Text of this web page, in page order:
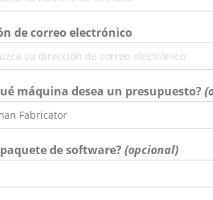
de correo electrónico
máquina desea un presupuesto?
de software?